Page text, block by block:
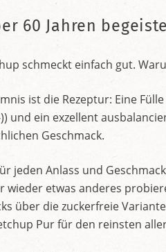
60 Jahren
schmeckt einfach gut.
ist die Rezeptur: Eine
und ein exzellent
Geschmack.
jeden Anlass und
wieder etwas anderes
über die zuckerfreie
Pur für den reinsten